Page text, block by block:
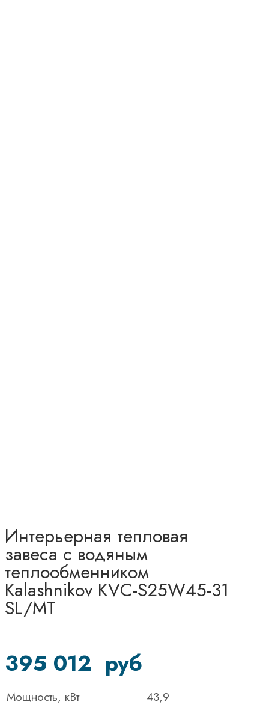
Интерьерная тепловая
завеса с водяным
теплообменником
Kalashnikov KVC-S25W45-31
SL/MT
395 012 руб
Мощность, кВт
43,9